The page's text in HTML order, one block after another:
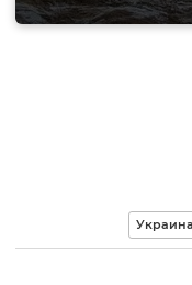
Украина